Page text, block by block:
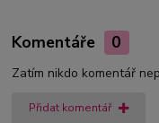
Komentáře 0
Zatím nikdo komentář
Přidat komentář